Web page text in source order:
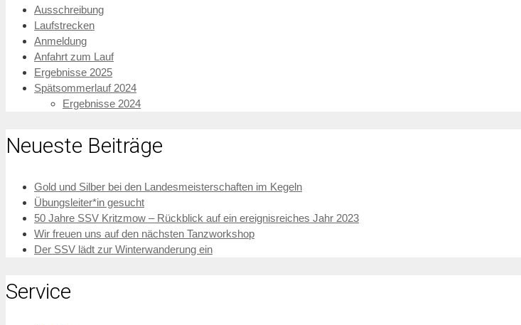
Ausschreibung
Laufstrecken
Anmeldung
Anfahrt zum Lauf
Ergebnisse 2025
Spätsommerlauf 2024
Ergebnisse 2024
Neueste Beiträge
Gold und Silber bei den Landesmeisterschaften im Kegeln
Übungsleiter*in gesucht
50 Jahre SSV Kritzmow – Rückblick auf ein ereignisreiches Jahr 2023
Wir freuen uns auf den nächsten Tanzworkshop
Der SSV lädt zur Winterwanderung ein
Service